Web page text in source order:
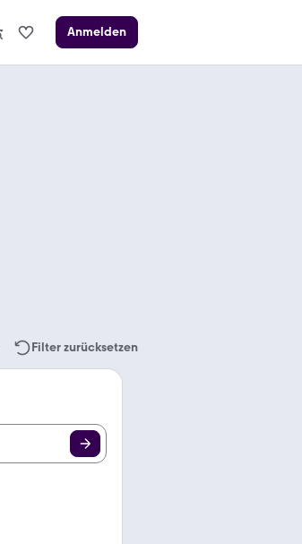
Anmelden
Filter zurücksetzen